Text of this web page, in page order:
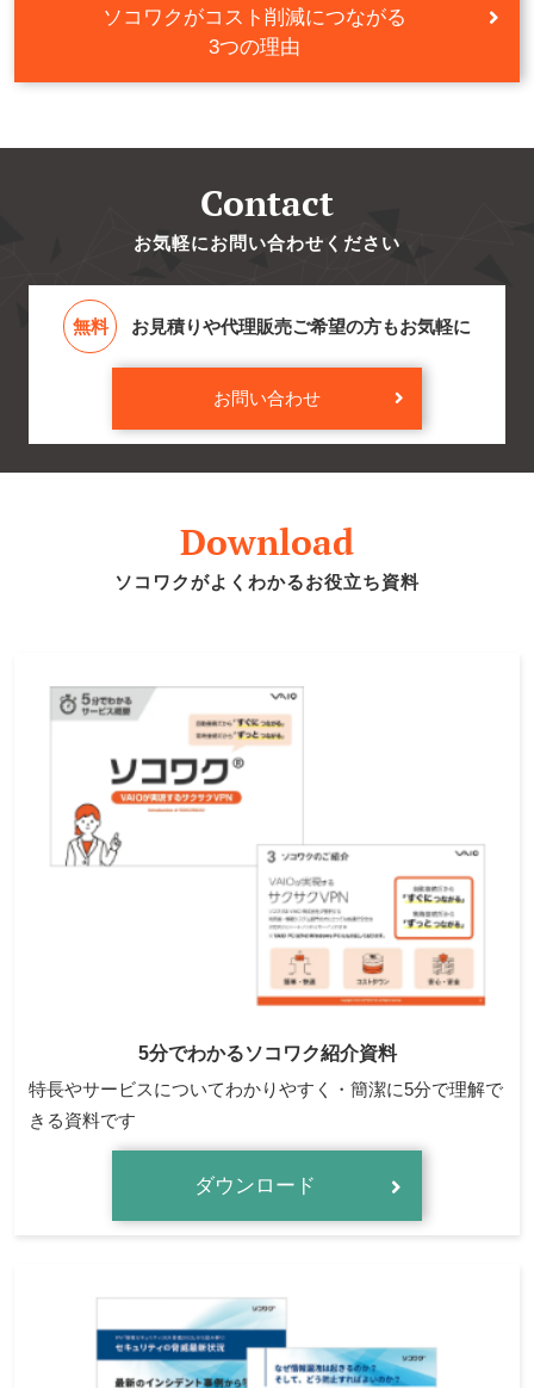
ソコワクがコスト削減につながる
3つの理由
Contact
お気軽にお問い合わせください
無料 お見積りや代理販売ご希望の方もお気軽に
お問い合わせ
Download
ソコワクがよくわかるお役立ち資料
5分でわかるソコワク紹介資料
特長やサービスについてわかりやすく・簡潔に5分で理解で
きる資料です
ダウンロード